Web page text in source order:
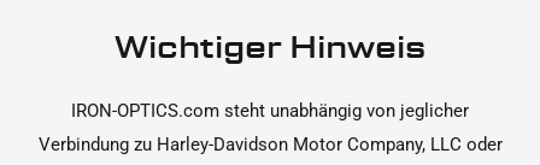
Rücksendung findest du in unseren
Wichtiger Hinweis
IRON-OPTICS.com steht unabhängig von jeglicher
Verbindung zu Harley-Davidson Motor Company, LLC oder